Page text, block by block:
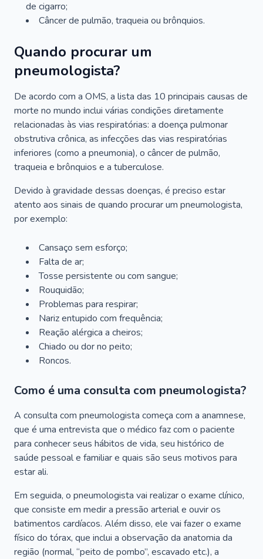
de cigarro;
Câncer de pulmão, traqueia ou brônquios.
Quando procurar um
pneumologista?
De acordo com a OMS, a lista das 10 principais causas de
morte no mundo inclui várias condições diretamente
relacionadas às vias respiratórias: a doença pulmonar
obstrutiva crônica, as infecções das vias respiratórias
inferiores (como a pneumonia), o câncer de pulmão,
traqueia e brônquios e a tuberculose.
Devido à gravidade dessas doenças, é preciso estar
atento aos sinais de quando procurar um pneumologista,
por exemplo:
Cansaço sem esforço;
Falta de ar;
Tosse persistente ou com sangue;
Rouquidão;
Problemas para respirar;
Nariz entupido com frequência;
Reação alérgica a cheiros;
Chiado ou dor no peito;
Roncos.
Como é uma consulta com pneumologista?
A consulta com pneumologista começa com a anamnese,
que é uma entrevista que o médico faz com o paciente
para conhecer seus hábitos de vida, seu histórico de
saúde pessoal e familiar e quais são seus motivos para
estar ali.
Em seguida, o pneumologista vai realizar o exame clínico,
que consiste em medir a pressão arterial e ouvir os
batimentos cardíacos. Além disso, ele vai fazer o exame
físico do tórax, que inclui a observação da anatomia da
região (normal, “peito de pombo”, escavado etc.), a